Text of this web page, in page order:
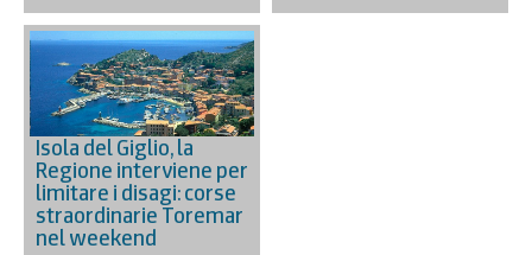
Isola del Giglio, la
Regione interviene per
limitare i disagi: corse
straordinarie Toremar
nel weekend